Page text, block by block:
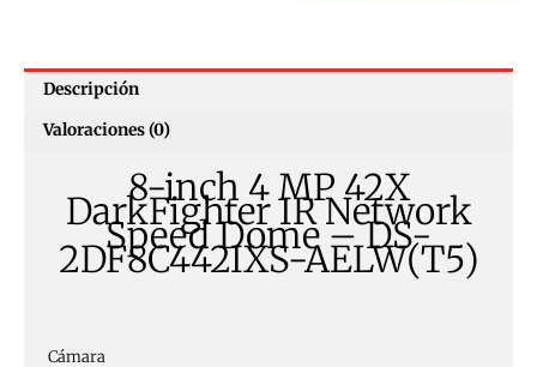
Descripción
Valoraciones (0)
8-inch 4 MP 42X
DarkFighter IR Network
Speed Dome – DS-
2DF8C442IXS-AELW(T5)
Cámara